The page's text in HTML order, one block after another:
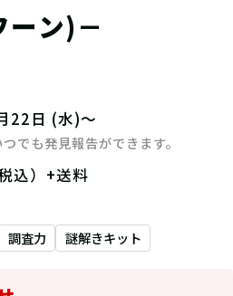
ン)－
22日 (水)～
でも発見報告ができます。
込）+送料
調査力 謎解きキット